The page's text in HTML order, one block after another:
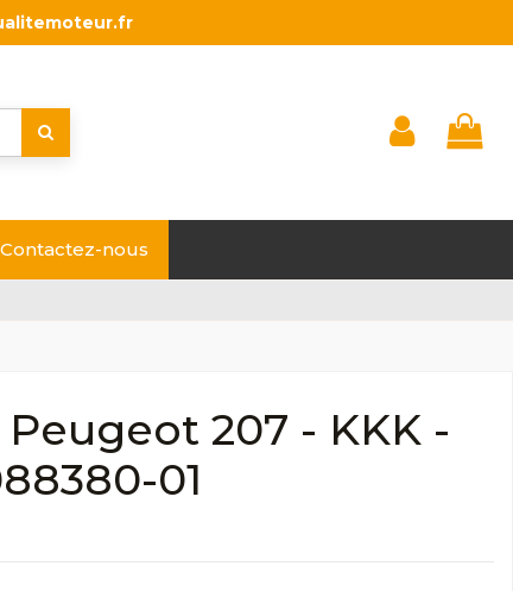
Contactez-nous
207 - KKK -
01